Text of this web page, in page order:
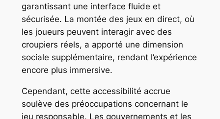
garantissant une interface fluide et
sécurisée. La montée des jeux en direct, où
les joueurs peuvent interagir avec des
croupiers réels, a apporté une dimension
sociale supplémentaire, rendant l’expérience
encore plus immersive.
Cependant, cette accessibilité accrue
soulève des préoccupations concernant le
jeu responsable. Les gouvernements et les